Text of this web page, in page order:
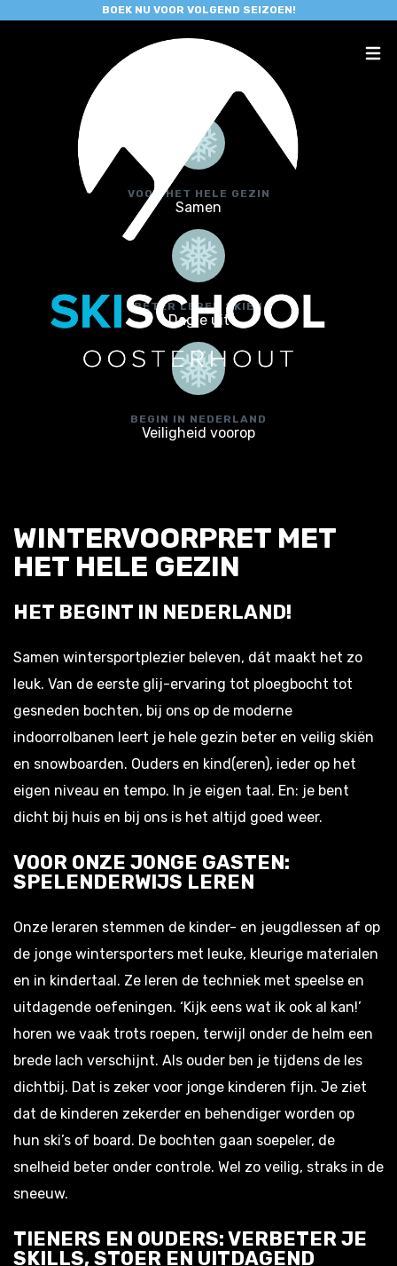
BOEK NU VOOR VOLGEND SEIZOEN!
VOOR HET HELE GEZIN
Samen
BETER LEREN SKIËN
Dagje uit
BEGIN IN NEDERLAND
Veiligheid voorop
WINTERVOORPRET MET
HET HELE GEZIN
HET BEGINT IN NEDERLAND!
Samen wintersportplezier beleven, dát maakt het zo
leuk. Van de eerste glij-ervaring tot ploegbocht tot
gesneden bochten, bij ons op de moderne
indoorrolbanen leert je hele gezin beter en veilig skiën
en snowboarden. Ouders en kind(eren), ieder op het
eigen niveau en tempo. In je eigen taal. En: je bent
dicht bij huis en bij ons is het altijd goed weer.
VOOR ONZE JONGE GASTEN:
SPELENDERWIJS LEREN
Onze leraren stemmen de kinder- en jeugdlessen af op
de jonge wintersporters met leuke, kleurige materialen
en in kindertaal. Ze leren de techniek met speelse en
uitdagende oefeningen. ‘Kijk eens wat ik ook al kan!’
horen we vaak trots roepen, terwijl onder de helm een
brede lach verschijnt. Als ouder ben je tijdens de les
dichtbij. Dat is zeker voor jonge kinderen fijn. Je ziet
dat de kinderen zekerder en behendiger worden op
hun ski’s of board. De bochten gaan soepeler, de
snelheid beter onder controle. Wel zo veilig, straks in de
sneeuw.
TIENERS EN OUDERS: VERBETER JE
SKILLS, STOER EN UITDAGEND